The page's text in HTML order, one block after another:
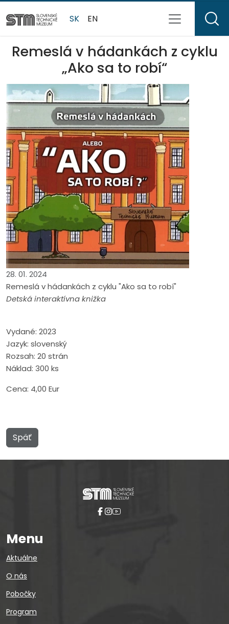
SK EN
Remeslá v hádankách z cyklu
„Ako sa to robí“
28. 01. 2024
Remeslá v hádankách z cyklu "Ako sa to robí"
Detská interaktívna knižka
Vydané: 2023
Jazyk: slovenský
Rozsah: 20 strán
Náklad: 300 ks
Cena: 4,00 Eur
Späť
Menu
Aktuálne
O nás
Pobočky
Program